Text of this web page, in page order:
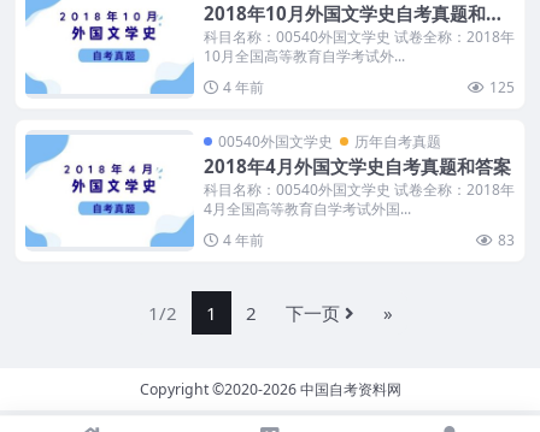
2018年10月外国文学史自考真题和答
案
科目名称：00540外国文学史 试卷全称：2018年
10月全国高等教育自学考试外...
4 年前
125
00540外国文学史 历年自考真题
2018年4月外国文学史自考真题和答案
科目名称：00540外国文学史 试卷全称：2018年
4月全国高等教育自学考试外国...
4 年前
83
1/2 1 2 下一页 »
Copyright ©2020-2026中国自考资料网